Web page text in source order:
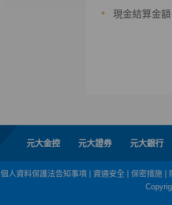
現金結算金
元大金控 元大證券 元大銀行
個人資料保護法告知事項 資通安全 保密措施